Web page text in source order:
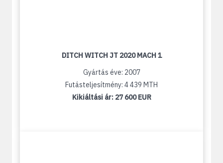
DITCH WITCH JT 2020 MACH 1
Gyártás éve: 2007
Futásteljesítmény: 4 439 MTH
Kikiáltási ár: 27 600 EUR